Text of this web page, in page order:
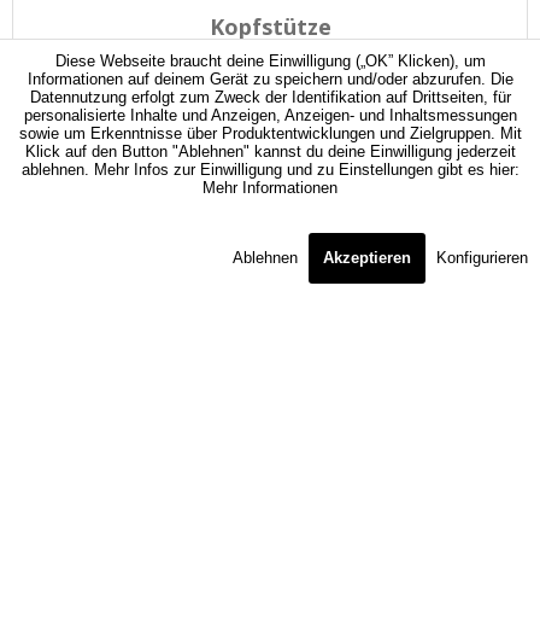
Diese Webseite braucht deine Einwilligung („OK” Klicken), um
Informationen auf deinem Gerät zu speichern und/oder abzurufen. Die
Datennutzung erfolgt zum Zweck der Identifikation auf Drittseiten, für
personalisierte Inhalte und Anzeigen, Anzeigen- und Inhaltsmessungen
sowie um Erkenntnisse über Produktentwicklungen und Zielgruppen. Mit
Klick auf den Button "Ablehnen" kannst du deine Einwilligung jederzeit
ablehnen. Mehr Infos zur Einwilligung und zu Einstellungen gibt es hier:
Mehr Informationen
Ablehnen Akzeptieren Konfigurieren